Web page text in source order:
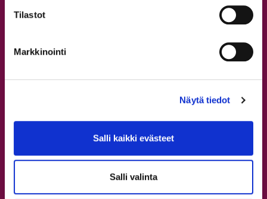
Tilastot
Markkinointi
Näytä tiedot
Salli kaikki evästeet
Salli valinta
Tapanilan tanssitunnit
Omat tiedot ja verkkokauppa
Opettajat
Tervetuloa StepUp Schooliin!
Aikuisten tanssitunnit
Lasten tanssitunnit